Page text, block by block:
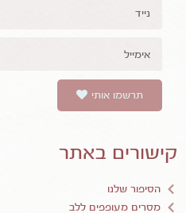
קישורים באתר
הסיפור שלנו
מסרים מעופפים ללב
תרשמו אותי